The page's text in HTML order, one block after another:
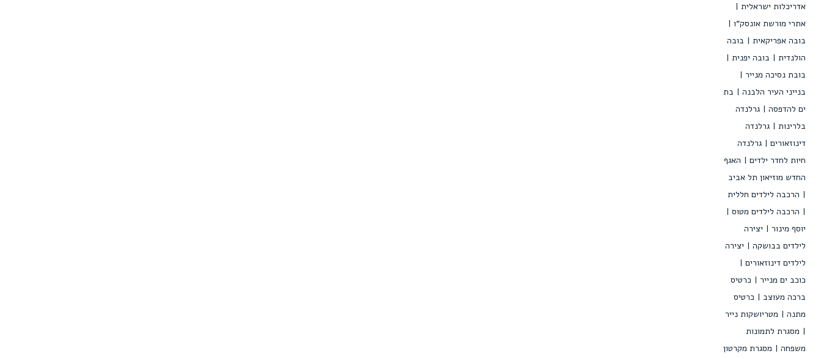
אדריכלות ישראלית
אתרי מורשת אונסק"ו
בובה אפריקאית
בובה
הולנדית
בובה יפנית
בובת נסיכה מנייר
בנייני העיר הלבנה
בת
ים להדפסה
גרלנדה
בלרינות
גרלנדה
דינוזאורים
גרלנדה
חיות לחדר ילדים
האגף
החדש מוזיאון תל אביב
הרכבה לילדים חללית
הרכבה לילדים מטוס
יוסף מינור
יצירה
לילדים בבושקה
יצירה
לילדים דינוזאורים
כוכב ים מנייר
כרטיס
ברכה מעוצב
כרטיס
מתנה
מטריושקות נייר
מסגרת לתמונות
משפחה
מסגרת מקרטון